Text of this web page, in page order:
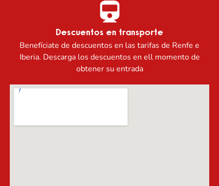
Descuentos en transporte
Benefíciate de descuentos en las tarifas de Renfe e
Iberia. Descarga los descuentos en ell momento de
obtener su entrada